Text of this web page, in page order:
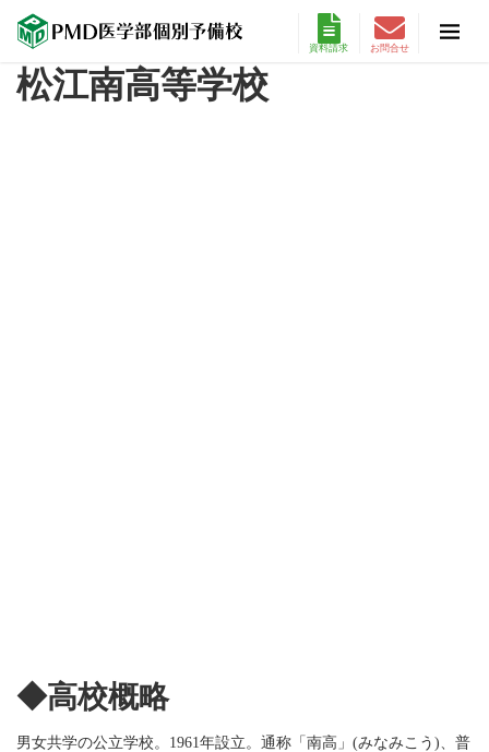
お問合せ
資料請求
松江南高等学校
◆高校概略
男女共学の公立学校。1961年設立。通称「南高」(みなみこう)、普